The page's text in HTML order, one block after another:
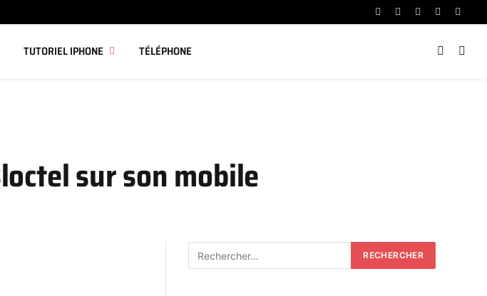
Facebook
X
Instagram
YouTube
TUTORIEL IPHONE TÉLÉPHONE
sur son mobile